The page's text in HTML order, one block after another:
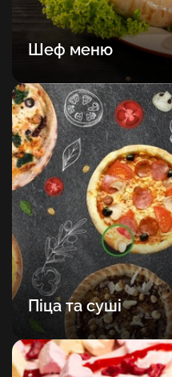
Шеф меню
Піца та суші